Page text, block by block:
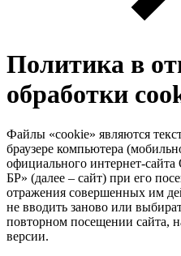
Политика в
обработки
Файлы «cookie» являются
браузере компьютера
официального интернет-
БР» (далее – сайт) при его
отражения совершенных им
не вводить заново или
повторном посещении сайта,
версии.